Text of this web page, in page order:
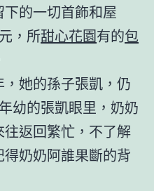
的一切首飾和屋
，所甜心花園有的包
她的孫子張凱，仍
幼的張凱眼里，奶奶
返回繁忙，不了解
奶奶阿誰果斷的背